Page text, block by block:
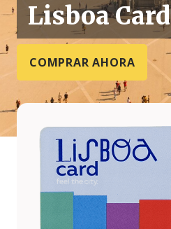
Lisboa Card
COMPRAR AHORA